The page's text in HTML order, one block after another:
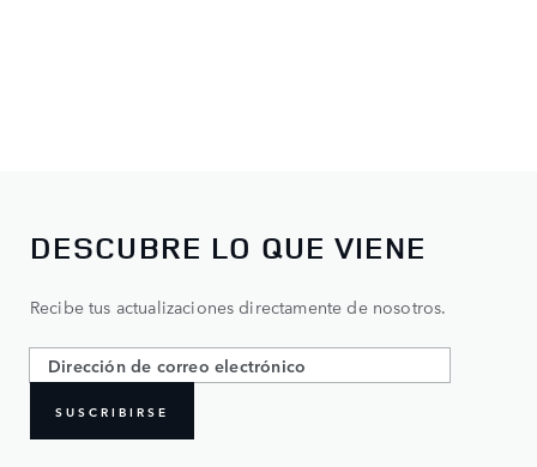
DESCUBRE LO QUE VIENE
Recibe tus actualizaciones directamente de nosotros.
SUSCRIBIRSE